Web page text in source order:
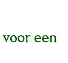
een